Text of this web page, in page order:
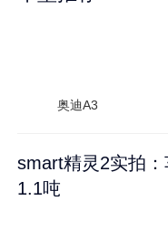
奥迪A3
smart精灵2实拍
1.1吨